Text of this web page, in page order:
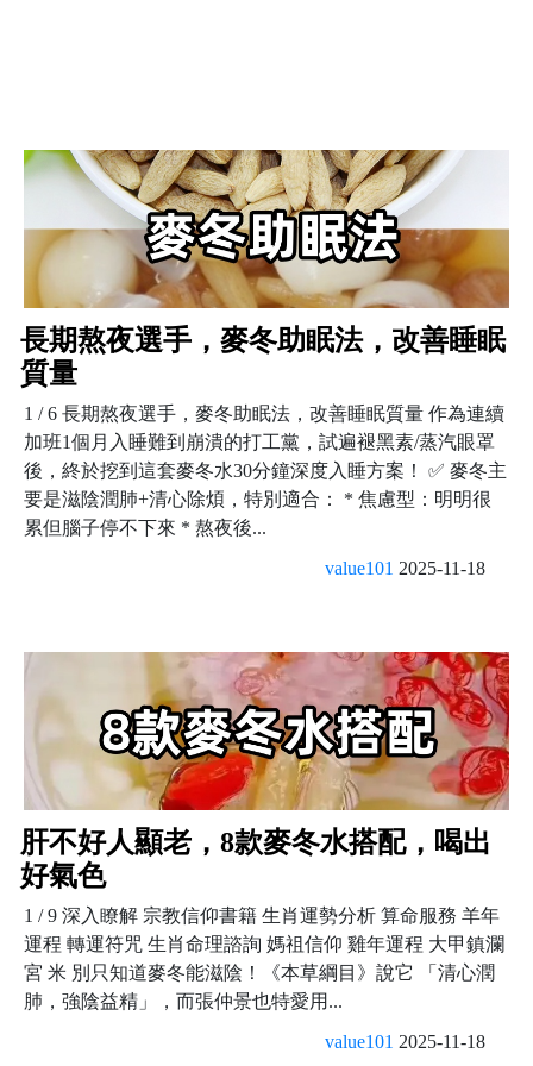
長期熬夜選手，麥冬助眠法，改善睡眠
質量
1 / 6 長期熬夜選手，麥冬助眠法，改善睡眠質量 作為連續
加班1個月入睡難到崩潰的打工黨，試遍褪黑素/蒸汽眼罩
後，終於挖到這套麥冬水30分鐘深度入睡方案！ ✅ 麥冬主
要是滋陰潤肺+清心除煩，特別適合： * 焦慮型：明明很
累但腦子停不下來 * 熬夜後...
value101 2025-11-18
肝不好人顯老，8款麥冬水搭配，喝出
好氣色
1 / 9 深入瞭解 宗教信仰書籍 生肖運勢分析 算命服務 羊年
運程 轉運符咒 生肖命理諮詢 媽祖信仰 雞年運程 大甲鎮瀾
宮 米 別只知道麥冬能滋陰！《本草綱目》說它 「清心潤
肺，強陰益精」，而張仲景也特愛用...
value101 2025-11-18